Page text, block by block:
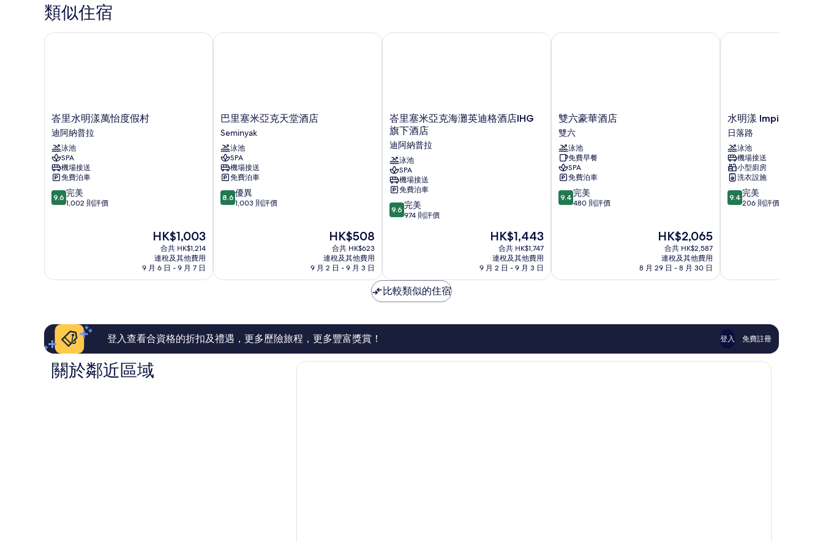
片
大
雙
人
特
大
人
梳
雙
化
床
類似住宿
峇
里
水
明
漾
萬
怡
度
假
峇里水明漾萬怡度假村
迪阿納普拉
泳池
SPA
機場接送
免費泊車
9.6
分
美，
價
評
價
9.6 完美
1,002 則評價
現
HK$1,003
HK$1,003
合共 HK$1,214
連稅及其他費用
9 月 6 日 - 9 月 7 日
峇里水明漾萬怡度假村
巴
里
塞
米
亞
克
天
堂
酒
巴里塞米亞克天堂酒店
Seminyak
泳池
SPA
機場接送
免費泊車
8.6
分
異，
價
篇
評
價
8.6 優異
1,003 則評價
現
售
HK$508
HK$508
合共 HK$623
連稅及其他費用
9 月 2 日 - 9 月 3 日
巴里塞米亞克天堂酒店
峇
里
塞
米
亞
克
海
灘
英
迪
下
酒
店
阿
拉
峇里塞米亞克海灘英迪格酒店IHG
旗下酒店
迪阿納普拉
泳池
SPA
機場接送
免費泊車
9.6
分
完
美，
974
評
評
9.6 完美
974 則評價
現
HK$1,443
HK$1,443
合共 HK$1,747
連稅及其他費用
9 月 2 日 - 9 月 3 日
峇里塞米亞克海灘英迪格酒店IHG 旗下酒店
雙
六
豪
華
酒
店
雙
六
雙六豪華酒店
雙六
泳池
免費早餐
SPA
免費泊車
9.4
分
美，
價
價
9.4 完美
480 則評價
現
售
HK$2,065
HK$2,065
合共 HK$2,587
連稅及其他費用
8 月 29 日 - 8 月 30 日
雙六豪華酒店
水
明
漾
Impiana
私
人
別
墅
日
水明漾 Impiana 私人
日落路
泳池
機場接送
小型廚房
洗衣設施
9.4
分
美，
價
篇
評
價
9.4 完美
206 則評價
水明漾 Impiana 私人別
比較類似的住宿
登入查看合資格的折扣及禮遇，更多歷險旅程，更多豐富獎賞！ 登入 免費註冊
關於鄰近區域